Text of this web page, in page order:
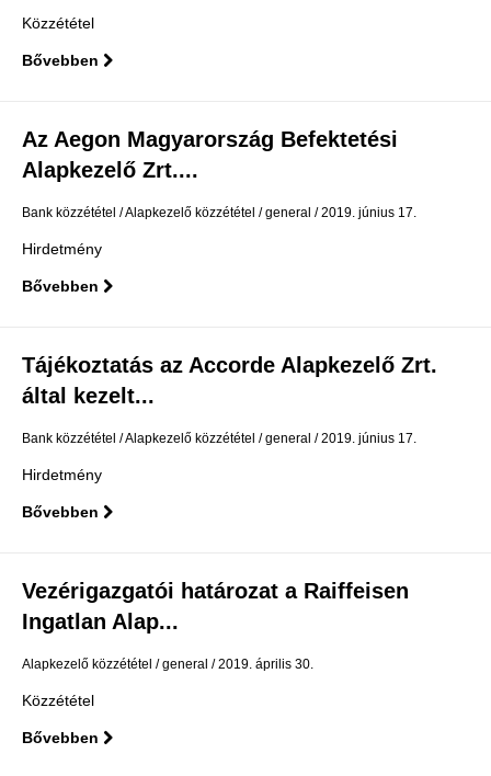
Közzététel
Bővebben
Az Aegon Magyarország Befektetési
Alapkezelő Zrt....
Bank közzététel Alapkezelő közzététel general 2019. június 17.
Hirdetmény
Bővebben
Tájékoztatás az Accorde Alapkezelő Zrt.
által kezelt...
Bank közzététel Alapkezelő közzététel general 2019. június 17.
Hirdetmény
Bővebben
Vezérigazgatói határozat a Raiffeisen
Ingatlan Alap...
Alapkezelő közzététel general 2019. április 30.
Közzététel
Bővebben